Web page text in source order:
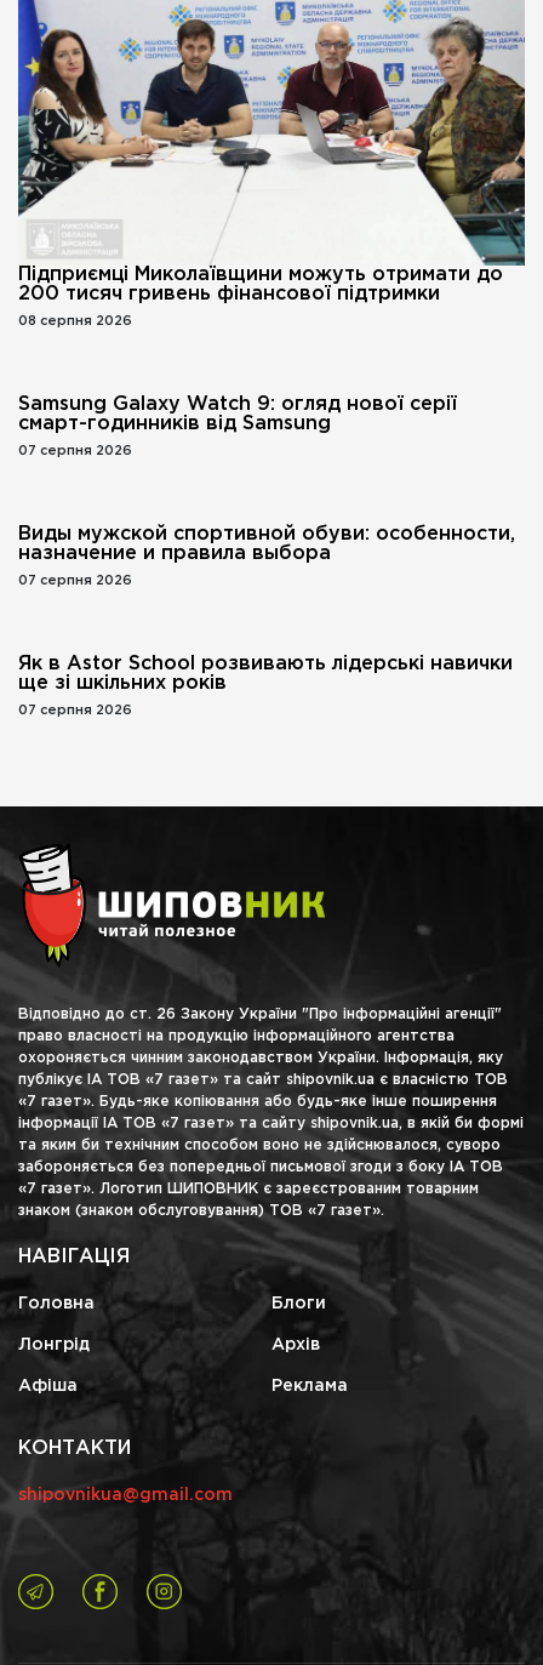
Підприємці Миколаївщини можуть отримати до
200 тисяч гривень фінансової підтримки
08 серпня 2026
Samsung Galaxy Watch 9: огляд нової серії
смарт-годинників від Samsung
07 серпня 2026
Виды мужской спортивной обуви: особенности,
назначение и правила выбора
07 серпня 2026
Як в Astor School розвивають лідерські навички
ще зі шкільних років
07 серпня 2026
Відповідно до ст. 26 Закону України "Про інформаційні агенції"
право власності на продукцію інформаційного агентства
охороняється чинним законодавством України. Інформація, яку
публікує ІА ТОВ «7 газет» та сайт shipovnik.ua є власністю ТОВ
«7 газет». Будь-яке копіювання або будь-яке інше поширення
інформації ІА ТОВ «7 газет» та сайту shipovnik.ua, в якій би формі
та яким би технічним способом воно не здійснювалося, суворо
забороняється без попередньої письмової згоди з боку ІА ТОВ
«7 газет». Логотип ШИПОВНИК є зареєстрованим товарним
знаком (знаком обслуговування) ТОВ «7 газет».
НАВІГАЦІЯ
Головна Блоги
Лонгрід Архів
Афіша Реклама
КОНТАКТИ
shipovnikua@gmail.com